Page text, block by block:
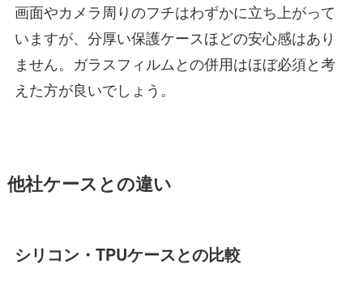
画面やカメラ周りのフチはわずかに立ち上がって
いますが、分厚い保護ケースほどの安心感はあり
ません。ガラスフィルムとの併用はほぼ必須と考
えた方が良いでしょう。
他社ケースとの違い
シリコン・TPUケースとの比較